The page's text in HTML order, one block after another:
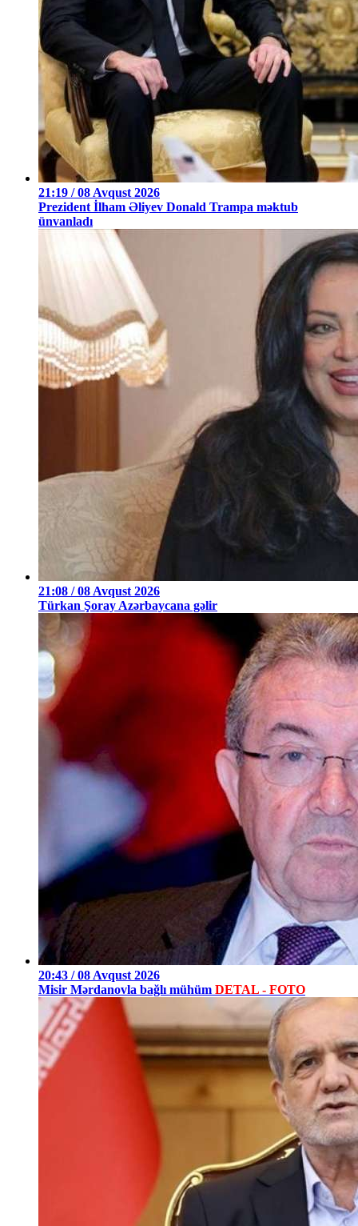
21:19 / 08 Avqust 2026
Prezident İlham Əliyev Donald Trampa məktub
ünvanladı
21:08 / 08 Avqust 2026
Türkan Şoray Azərbaycana gəlir
20:43 / 08 Avqust 2026
Misir Mərdanovla bağlı mühüm DETAL - FOTO